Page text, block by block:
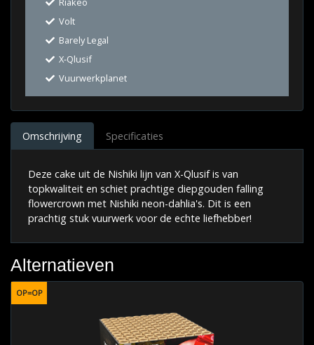
Volt
Barely Legal
X-Qlusif
Vuurwerkplanet
Omschrijving Specificaties
Deze cake uit de Nishiki lijn van X-Qlusif is van
topkwaliteit en schiet prachtige diepgouden falling
flowercrown met Nishiki neon-dahlia's. Dit is een
prachtig stuk vuurwerk voor de echte liefhebber!
Alternatieven
OP=OP